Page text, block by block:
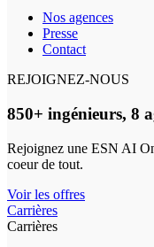
Nos agences
Presse
Contact
REJOIGNEZ-NOUS
850+ ingénieurs, 8
Rejoignez une ESN AI
coeur de tout.
Voir les offres
Carrières
Carrières